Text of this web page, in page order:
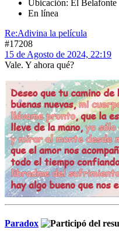
Ubicación: El Belafonte
En línea
Re:Adivina la película
#17208
15 de Agosto de 2024, 22:19
Vale. Y ahora qué?
Paradox